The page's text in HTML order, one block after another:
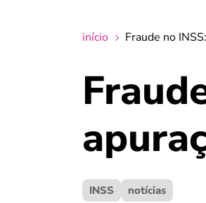
início Fraude no
INSS notícias